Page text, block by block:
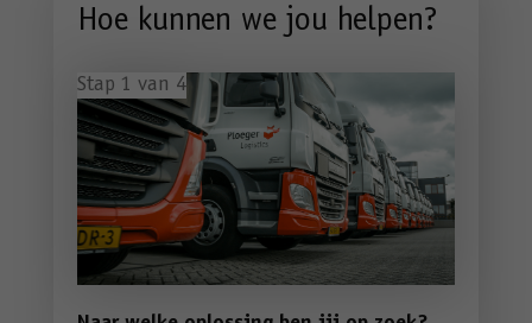
Hoe kunnen we jou helpen?
Stap 1 van 4